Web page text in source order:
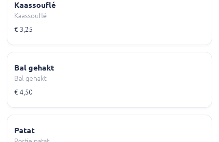
Kaassouflé
Kaassouflé
€ 3,25
Bal gehakt
Bal gehakt
€ 4,50
Patat